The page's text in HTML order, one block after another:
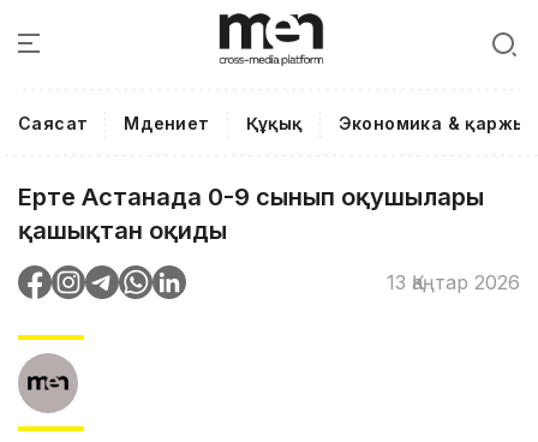
Саясат Мәдениет Құқық Экономика & қаржы
Ертең Астанада 0-9 сынып оқушылары
қашықтан оқиды
13 Қаңтар 2026